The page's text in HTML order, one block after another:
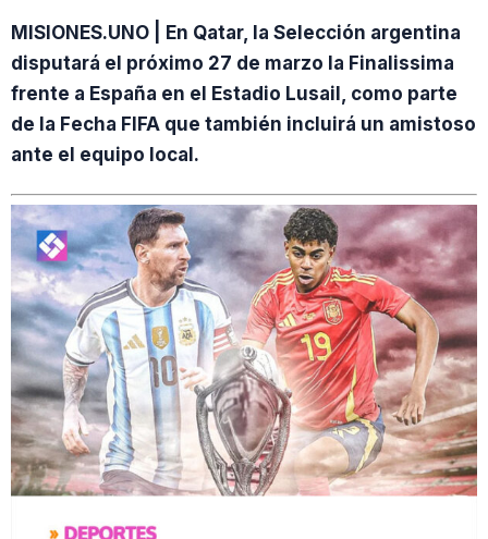
MISIONES.UNO | En Qatar, la Selección argentina
disputará el próximo 27 de marzo la Finalissima
frente a España en el Estadio Lusail, como parte
de la Fecha FIFA que también incluirá un amistoso
ante el equipo local.